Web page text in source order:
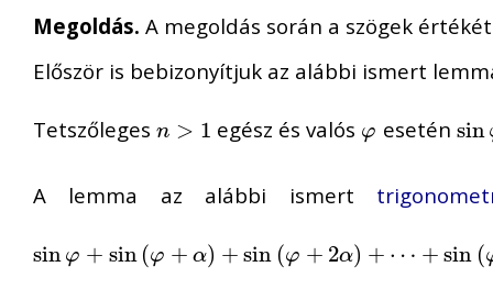
Megoldás. A megoldás során a szögek
Először is bebizonyítjuk az alábbi ismert
Tetszőleges n > 1
n >1 egész és valós φ
φ esetén sin
sin
A lemma az alábbi ismert
sin φ + sin (φ + α) + sin (φ + 2α) + ⋯ + sin (
sinφ+sin(φ +α +sin( φ+2α) +⋯+sin(φ+ n− 1)α)=sin